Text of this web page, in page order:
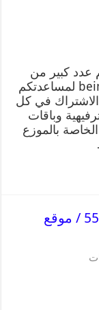
عدد كبير من
المندوبين و الموزعين المتمدين bein sport لمساعدتكم
الاشتراك في كل
وباقات
بالموزع
بي ان سبورت فرع تيماء / 55564580 / موقع